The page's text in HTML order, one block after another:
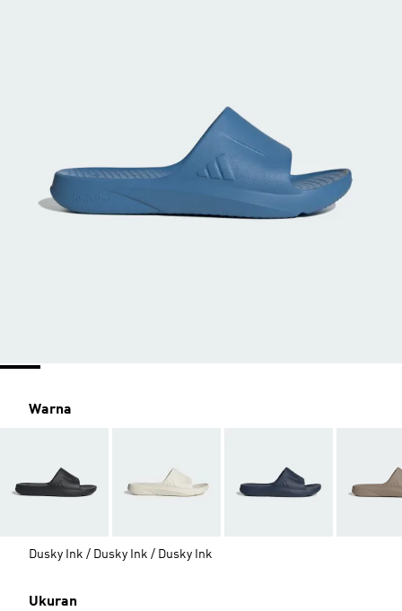
Warna
Dusky Ink / Dusky Ink / Dusky Ink
Ukuran